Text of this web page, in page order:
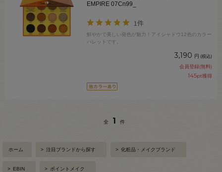
EMPIRE 07Cn99_
1件
鮮やかで美しい発色が魅力！アイシャドウ12色のカラー
パレットです。
3,190 円 (税込)
会員登録(無料)
145pt獲得
全 1 件
ホーム > 注目ブランドから探す > 化粧品・メイクブランド
> EBIN > ポイントメイク